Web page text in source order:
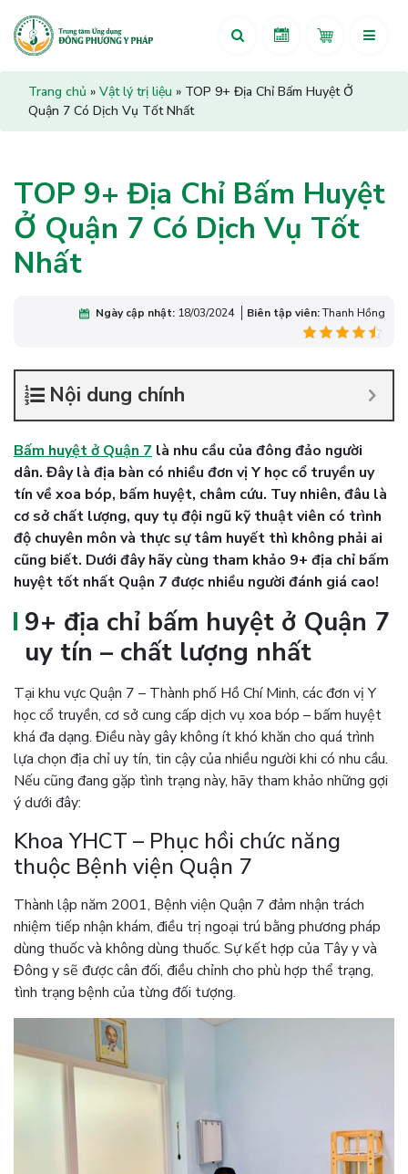
Trang chủ » Vật lý trị liệu » TOP 9+ Địa Chỉ Bấm Huyệt Ở
Quận 7 Có Dịch Vụ Tốt Nhất
TOP 9+ Địa Chỉ Bấm Huyệt
Ở Quận 7 Có Dịch Vụ Tốt
Nhất
Ngày cập nhật: 18/03/2024 Biên tập viên:Thanh Hồng
Nội dung chính
Bấm huyệt ở Quận 7 là nhu cầu của đông đảo người
dân. Đây là địa bàn có nhiều đơn vị Y học cổ truyền uy
tín về xoa bóp, bấm huyệt, châm cứu. Tuy nhiên, đâu là
cơ sở chất lượng, quy tụ đội ngũ kỹ thuật viên có trình
độ chuyên môn và thực sự tâm huyết thì không phải ai
cũng biết. Dưới đây hãy cùng tham khảo 9+ địa chỉ bấm
huyệt tốt nhất Quận 7 được nhiều người đánh giá cao!
9+ địa chỉ bấm huyệt ở Quận 7
uy tín – chất lượng nhất
Tại khu vực Quận 7 – Thành phố Hồ Chí Minh, các đơn vị Y
học cổ truyền, cơ sở cung cấp dịch vụ xoa bóp – bấm huyệt
khá đa dạng. Điều này gây không ít khó khăn cho quá trình
lựa chọn địa chỉ uy tín, tin cậy của nhiều người khi có nhu cầu.
Nếu cũng đang gặp tình trạng này, hãy tham khảo những gợi
ý dưới đây:
Khoa YHCT – Phục hồi chức năng
thuộc Bệnh viện Quận 7
Thành lập năm 2001, Bệnh viện Quận 7 đảm nhận trách
nhiệm tiếp nhận khám, điều trị ngoại trú bằng phương pháp
dùng thuốc và không dùng thuốc. Sự kết hợp của Tây y và
Đông y sẽ được cân đối, điều chỉnh cho phù hợp thể trạng,
tình trạng bệnh của từng đối tượng.